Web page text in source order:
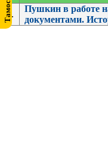
1.
Пушкин в работе
документами.